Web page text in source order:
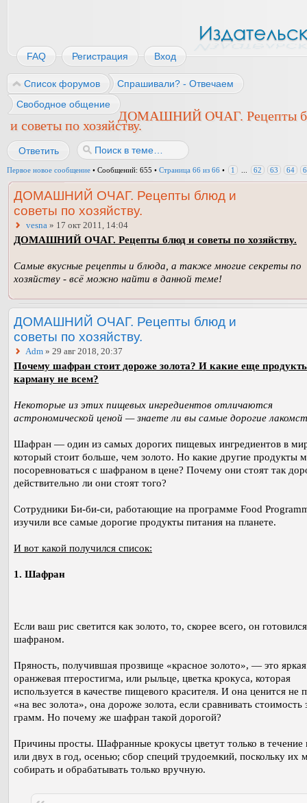
FAQ Регистрация Вход
Список форумов
Спрашивали? - Отвечаем
Свободное общение
ДОМАШНИЙ ОЧАГ. Рецепты
и советы по хозяйству.
Ответить
Первое новое сообщение • Сообщений: 655 • Страница 66 из 66 • 1 62 63 64
ДОМАШНИЙ ОЧАГ. Рецепты блюд и
советы по хозяйству.
vesna » 17 окт 2011, 14:04
ДОМАШНИЙ ОЧАГ. Рецепты блюд и советы по хозяйству.
Самые вкусные рецепты и блюда, а также многие секреты по
хозяйству - всё можно найти в данной теме!
ДОМАШНИЙ ОЧАГ. Рецепты блюд и
советы по хозяйству.
Adm » 29 авг 2018, 20:37
Почему шафран стоит дороже золота? И какие еще
карману не всем?
Некоторые из этих пищевых ингредиентов отличаются
астрономической ценой — знаете ли вы самые дорогие
Шафран — один из самых дорогих пищевых ингредиентов в
который стоит больше, чем золото. Но какие другие продукты
посоревноваться с шафраном в цене? Почему они стоят так
действительно ли они стоят того?
Сотрудники Би-би-си, работающие на программе Food
изучили все самые дорогие продукты питания на планете.
И вот какой получился список:
1. Шафран
Если ваш рис светится как золото, то, скорее всего, он
шафраном.
Пряность, получившая прозвище «красное золото», — это яркая
оранжевая птеростигма, или рыльце, цветка крокуса, которая
используется в качестве пищевого красителя. И она ценится не
«на вес золота», она дороже золота, если сравнивать стоимость
грамм. Но почему же шафран такой дорогой?
Причины просты. Шафранные крокусы цветут только в течение
или двух в год, осенью; сбор специй трудоемкий, поскольку их
собирать и обрабатывать только вручную.